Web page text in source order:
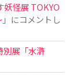
妖怪展 TOKYO
」にコメントし
別展「水滸